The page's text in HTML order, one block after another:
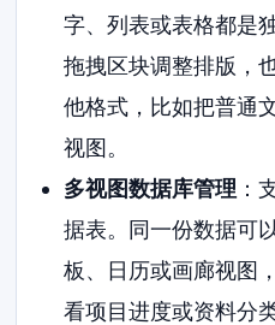
字、列表或表格都是
拖拽区块调整排版，
他格式，比如把普通
视图。
多视图数据库管理 ：
据表。同一份数据可
板、日历或画廊视图
看项目进度或资料分类